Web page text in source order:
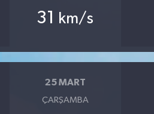
31 km/s
25 MART
ÇARŞAMBA